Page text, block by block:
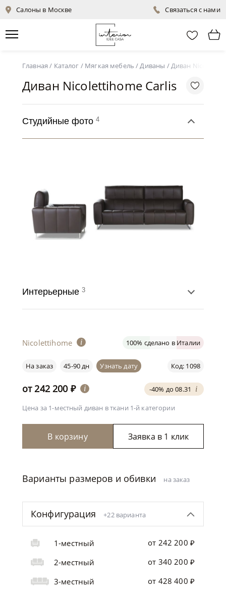
Салоны в Москве Связаться с нами
Главная / Каталог / Мягкая мебель /Диваны /Диван
Диван Nicolettihome Carlis
Студийные фото 4
Интерьерные 3
Nicolettihome i 100% сделано в Италии
Код: 1098
На заказ 45-90 дн Узнать дату
-40% до 08.31 i
от242 200 ₽ i
Цена за 1-местный диван в ткани 1-й категории
В корзину Заявка в 1 клик
Варианты размеров и обивки на заказ
Конфигурация+22 варианта
1-местный
2-местный
3-местный
от 242 200 ₽
от 340 200 ₽
от 428 400 ₽